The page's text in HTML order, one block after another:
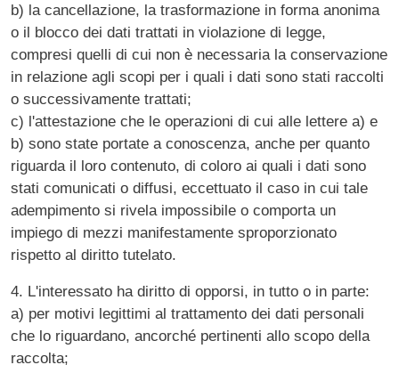
b) la cancellazione, la trasformazione in forma anonima
o il blocco dei dati trattati in violazione di legge,
compresi quelli di cui non è necessaria la conservazione
in relazione agli scopi per i quali i dati sono stati raccolti
o successivamente trattati;
c) l'attestazione che le operazioni di cui alle lettere a) e
b) sono state portate a conoscenza, anche per quanto
riguarda il loro contenuto, di coloro ai quali i dati sono
stati comunicati o diffusi, eccettuato il caso in cui tale
adempimento si rivela impossibile o comporta un
impiego di mezzi manifestamente sproporzionato
rispetto al diritto tutelato.
4. L'interessato ha diritto di opporsi, in tutto o in parte:
a) per motivi legittimi al trattamento dei dati personali
che lo riguardano, ancorché pertinenti allo scopo della
raccolta;